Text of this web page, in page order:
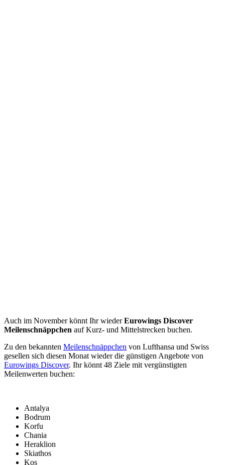
Auch im November könnt Ihr wiederEurowings Discover
Meilenschnäppchen auf Kurz- und Mittelstrecken buchen.
Zu den bekannten Meilenschnäppchen von Lufthansa und Swiss
gesellen sich diesen Monat wieder die günstigen Angebote von
Eurowings Discover. Ihr könnt 48 Ziele mit vergünstigten
Meilenwerten buchen:
Antalya
Bodrum
Korfu
Chania
Heraklion
Skiathos
Kos